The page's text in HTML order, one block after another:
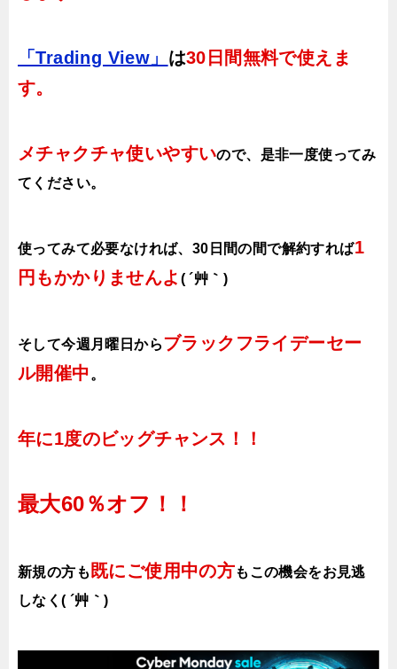
「Trading View」 は30日間無料で使えま
す。
メチャクチャ使いやすいので、 是非一度使ってみ
てください。
使ってみて必要なければ、30日間の間で解約すれば1
円もかかりませんよ ( ´艸｀)
そして今週月曜日からブラックフライデーセー
ル開催中。
年に1度のビッグチャンス！！
最大60％オフ！！
新規の方も 既にご使用中の方もこの機会をお見逃
しなく( ´艸｀)